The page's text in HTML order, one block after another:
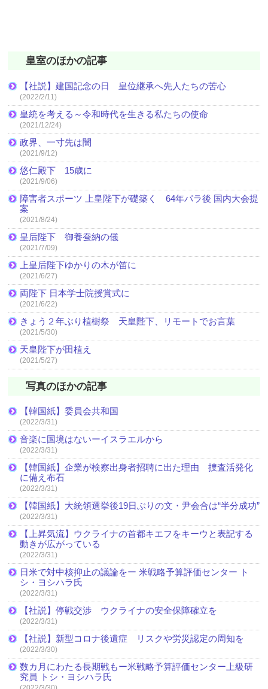
皇室のほかの記事
【社説】建国記念の日 皇位継承へ先人たちの苦心
(2022/2/11)
皇統を考える～令和時代を生きる私たちの使命
(2021/12/24)
政界、一寸先は闇
(2021/9/12)
悠仁殿下 15歳に
(2021/9/06)
障害者スポーツ 上皇陛下が礎築く 64年パラ後 国内大会提
案
(2021/8/24)
皇后陛下 御養蚕納の儀
(2021/7/09)
上皇后陛下ゆかりの木が笛に
(2021/6/27)
両陛下 日本学士院授賞式に
(2021/6/22)
きょう２年ぶり植樹祭 天皇陛下、リモートでお言葉
(2021/5/30)
天皇陛下が田植え
(2021/5/27)
写真のほかの記事
【韓国紙】委員会共和国
(2022/3/31)
音楽に国境はないーイスラエルから
(2022/3/31)
【韓国紙】企業が検察出身者招聘に出た理由 捜査活発化
に備え布石
(2022/3/31)
【韓国紙】大統領選挙後19日ぶりの文・尹会合は“半分成功”
(2022/3/31)
【上昇気流】ウクライナの首都キエフをキーウと表記する
動きが広がっている
(2022/3/31)
日米で対中核抑止の議論をー 米戦略予算評価センター ト
シ・ヨシハラ氏
(2022/3/31)
【社説】停戦交渉 ウクライナの安全保障確立を
(2022/3/31)
【社説】新型コロナ後遺症 リスクや労災認定の周知を
(2022/3/30)
数カ月にわたる長期戦もー米戦略予算評価センター上級研
究員 トシ・ヨシハラ氏